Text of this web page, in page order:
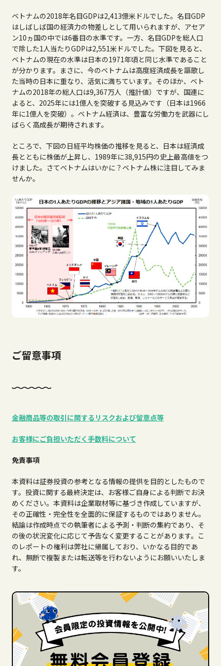
ベトナムの2018年名目GDPは2,413億米ドルでした。名目GDP
はしばしば国の経済力の物差しとして用いられますが、アセア
ン10ヵ国の中では6番目の水準です。一方、名目GDPを総人口
で除した1人当たりGDPは2,551米ドルでした。下図を見ると、
ベトナムの現在の水準は日本の1971年頃と同じ水準であること
が分かります。まさに、今のベトナムは高度経済成長を謳歌し
た当時の日本に重なり、活気に満ちています。そのほか、ベト
ナムの2018年の総人口は9,367万人（推計値）ですが、国連に
よると、2025年には1億人を突破する見込みです（日本は1966
年に1億人を突破）。ベトナム経済は、豊富な労働力を武器にし
ばらく高成長が期待されます。
ところで、下図の日経平均株価の推移を見ると、日本は経済成
長とともに株価が上昇し、1989年に38,915円の史上最高値をつ
けました。さてベトナムはいかに？ベトナム株に注目してみま
せんか。
ご留意事項
金融商品等の取引に関するリスクおよび留意点等
お客様にご負担いただく手数料について
免責事項
本資料は証券投資の参考となる情報の提供を目的としたもので
す。投資に関する最終決定は、お客様ご自身による判断でお決
めください。本資料は企業取材等に基づき作成していますが、
その正確性・完全性を全面的に保証するものではありません。
結論は作成時点での執筆者による予測・判断の集約であり、そ
の後の状況変化に応じて予告なく変更することがあります。こ
のレポートの権利は弊社に帰属しており、いかなる目的であ
れ、無断で複製または転送等を行わないようにお願いいたしま
す。